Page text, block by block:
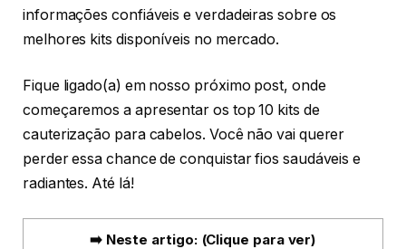
informações confiáveis e verdadeiras sobre os
melhores kits disponíveis no mercado.
Fique ligado(a) em nosso próximo post, onde
começaremos a apresentar os top 10 kits de
cauterização para cabelos. Você não vai querer
perder essa chance de conquistar fios saudáveis e
radiantes. Até lá!
➡️ Neste artigo: (Clique para ver)